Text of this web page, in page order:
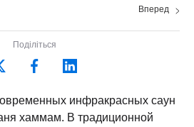
Вперед
Поділіться
инфракрасных саун
хаммам. В традиционной